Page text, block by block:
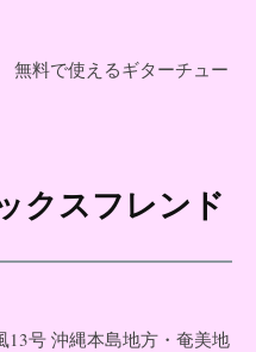
無料で使えるギターチュー
クスフレンド
13号 沖縄本島地方・奄美地